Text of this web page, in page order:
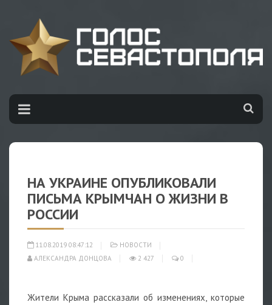
НА УКРАИНЕ ОПУБЛИКОВАЛИ
ПИСЬМА КРЫМЧАН О ЖИЗНИ В
РОССИИ
11.08.2019 08:47:12
НОВОСТИ
АЛЕКСАНДРА ДОНЦОВА
2 427 0
Жители Крыма рассказали об изменениях, которые